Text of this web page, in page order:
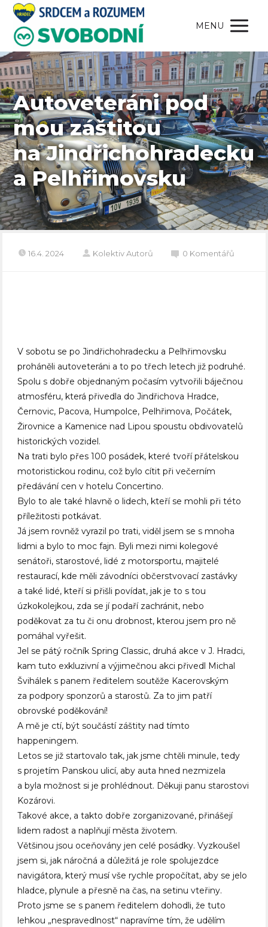
MENU
Autoveteráni pod
mou záštitou
na Jindřichohradecku
a Pelhřimovsku
16.4. 2024 Kolektiv Autorů 0 Komentářů
V sobotu se po Jindřichohradecku a Pelhřimovsku
proháněli autoveteráni a to po třech letech již podruhé.
Spolu s dobře objednaným počasím vytvořili báječnou
atmosféru, která přivedla do Jindřichova Hradce,
Černovic, Pacova, Humpolce, Pelhřimova, Počátek,
Žirovnice a Kamenice nad Lipou spoustu obdivovatelů
historických vozidel.
Na trati bylo přes 100 posádek, které tvoří přátelskou
motoristickou rodinu, což bylo cítit při večerním
předávání cen v hotelu Concertino.
Bylo to ale také hlavně o lidech, kteří se mohli při této
příležitosti potkávat.
Já jsem rovněž vyrazil po trati, viděl jsem se s mnoha
lidmi a bylo to moc fajn. Byli mezi nimi kolegové
senátoři, starostové, lidé z motorsportu, majitelé
restaurací, kde měli závodníci občerstvovací zastávky
a také lidé, kteří si přišli povídat, jak je to s tou
úzkokolejkou, zda se jí podaří zachránit, nebo
poděkovat za tu či onu drobnost, kterou jsem pro ně
pomáhal vyřešit.
Jel se pátý ročník Spring Classic, druhá akce v J. Hradci,
kam tuto exkluzivní a výjimečnou akci přivedl Michal
Švihálek s panem ředitelem soutěže Kacerovským
za podpory sponzorů a starostů. Za to jim patří
obrovské poděkování!
A mě je ctí, být součástí záštity nad tímto
happeningem.
Letos se již startovalo tak, jak jsme chtěli minule, tedy
s projetím Panskou ulicí, aby auta hned nezmizela
a byla možnost si je prohlédnout. Děkuji panu starostovi
Kozárovi.
Takové akce, a takto dobře zorganizované, přinášejí
lidem radost a naplňují města životem.
Většinou jsou oceňovány jen celé posádky. Vyzkoušel
jsem si, jak náročná a důležitá je role spolujezdce
navigátora, který musí vše rychle propočítat, aby se jelo
hladce, plynule a přesně na čas, na setinu vteřiny.
Proto jsme se s panem ředitelem dohodli, že tuto
lehkou „nespravedlnost“ napravíme tím, že udělím